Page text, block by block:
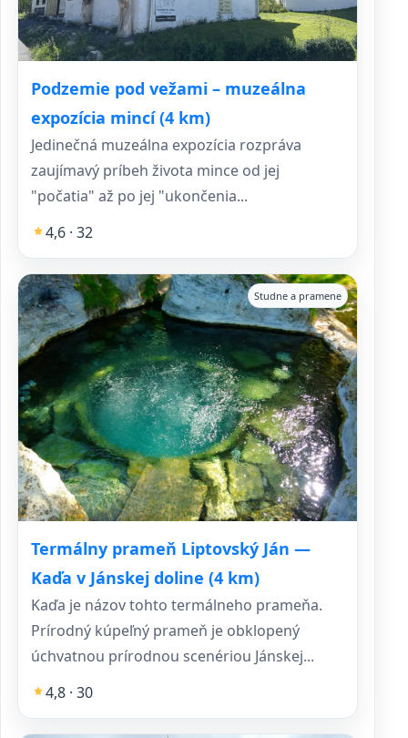
Podzemie pod vežami – muzeálna
expozícia mincí (4 km)
Jedinečná muzeálna expozícia rozpráva
zaujímavý príbeh života mince od jej
"počatia" až po jej "ukončenia...
4,6 · 32
Termálny prameň Liptovský Ján —
Kaďa v Jánskej doline (4 km)
Studne a pramene
Kaďa je názov tohto termálneho prameňa.
Prírodný kúpeľný prameň je obklopený
úchvatnou prírodnou scenériou Jánskej...
4,8 · 30